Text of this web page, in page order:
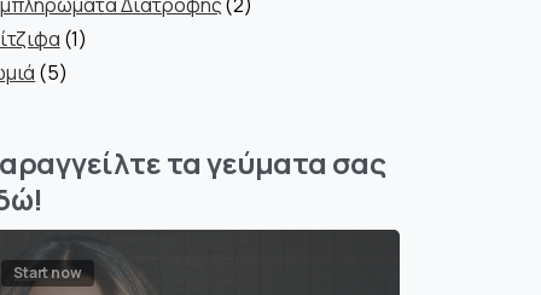
11
55
τα γεύματα σας
Start now